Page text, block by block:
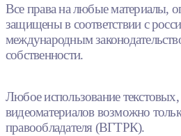
Все права на любые материалы,
защищены в соответствии с
международным
собственности.
Любое использование
видеоматериалов возможно
правообладателя (ВГТРК).